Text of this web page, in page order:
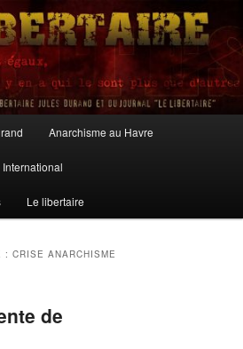
Anarchisme au Havre
International
Le libertaire
:CRISE ANARCHISME
de